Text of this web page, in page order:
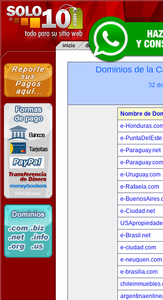
Dominios de la
32
Nombre de
e-
e-
e-Paraguay.net
e-Paraguay.com
e-Uruguay.com
e-Rafaela.com
e-
e-Ciudad.net
e-Brasil.net
e-ciudad.com
e-neuquen.com
e-brasilia.com